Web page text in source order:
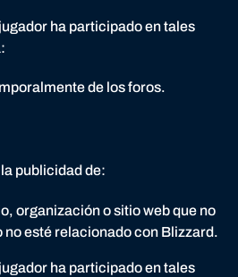
ha participado en tales
de los foros.
publicidad de:
organización o sitio web que no
no esté relacionado con Blizzard.
ha participado en tales